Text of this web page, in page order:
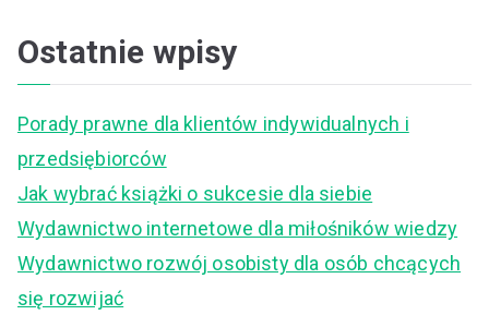
Ostatnie wpisy
Porady prawne dla klientów indywidualnych i
przedsiębiorców
Jak wybrać książki o sukcesie dla siebie
Wydawnictwo internetowe dla miłośników wiedzy
Wydawnictwo rozwój osobisty dla osób chcących
się rozwijać